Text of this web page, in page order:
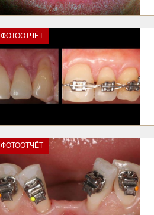
ФОТООТЧЁТ
ФОТООТЧЁТ